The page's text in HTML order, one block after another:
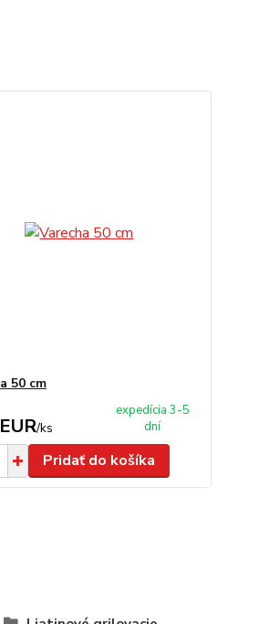
50 cm
/ks
expedícia 3-5
dní
Pridať do košíka